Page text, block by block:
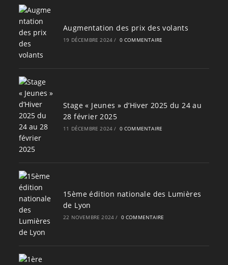
Augmentation des prix des volants
19 DÉCEMBRE 2024 / 0 COMMENTAIRE
Stage « Jeunes » d’Hiver 2025 du 24 au
28 février 2025
11 DÉCEMBRE 2024 / 0 COMMENTAIRE
15ème édition nationale des Lumières
de Lyon
22 NOVEMBRE 2024 / 0 COMMENTAIRE